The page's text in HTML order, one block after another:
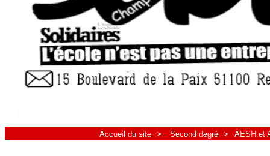
Accueil du site > Second degré > AESH et